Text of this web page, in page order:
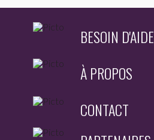
BESOIN D'AIDE
À PROPOS
CONTACT